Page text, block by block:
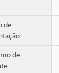
de
de